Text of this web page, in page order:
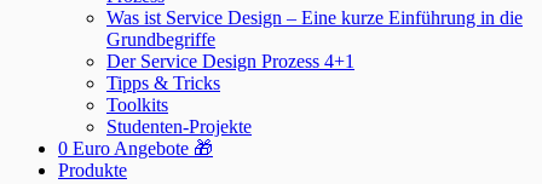
Was ist Service Design – Eine kurze Einführung in die
Grundbegriffe
Der Service Design Prozess 4+1
Tipps & Tricks
Toolkits
Studenten-Projekte
0 Euro Angebote 🎁
Produkte